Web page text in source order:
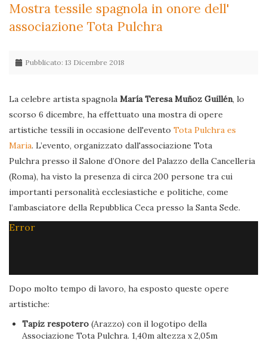
Mostra tessile spagnola in onore dell'
associazione Tota Pulchra
Pubblicato: 13 Dicembre 2018
La celebre artista spagnola María Teresa Muñoz Guillén, lo
scorso 6 dicembre, ha effettuato una mostra di opere
artistiche tessili in occasione dell'evento Tota Pulchra es
Maria. L’evento, organizzato dall'associazione Tota
Pulchra presso il Salone d’Onore del Palazzo della Cancelleria
(Roma), ha visto la presenza di circa 200 persone tra cui
importanti personalità ecclesiastiche e politiche, come
l’ambasciatore della Repubblica Ceca presso la Santa Sede.
Error
Dopo molto tempo di lavoro, ha esposto queste opere
artistiche:
Tapiz respotero (Arazzo) con il logotipo della
Associazione Tota Pulchra. 1,40m altezza x 2,05m